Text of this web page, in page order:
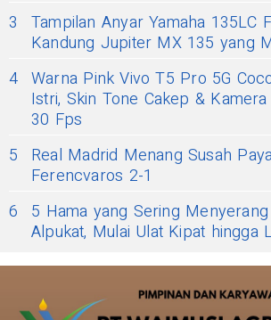
3
Tampilan Anyar Yamaha 135LC
Kandung Jupiter MX 135 yang
4 Warna Pink Vivo T5 Pro 5G
Istri, Skin Tone Cakep &
30 Fps
5
Real Madrid Menang Susah
Ferencvaros 2-1
6
5 Hama yang Sering
Alpukat, Mulai Ulat Kipat hingga